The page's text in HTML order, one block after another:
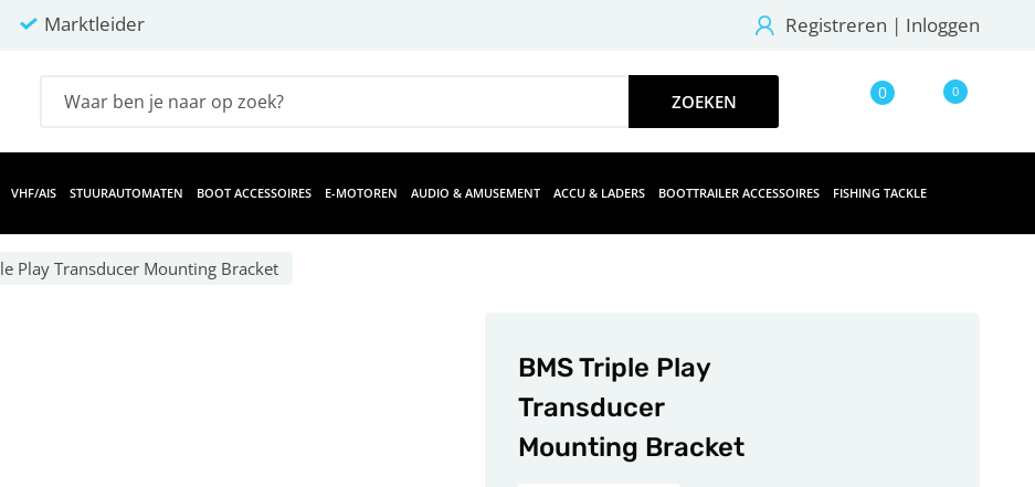
Marktleider Registreren | Inloggen
0 0
VHF/AIS STUURAUTOMATEN BOOT ACCESSOIRES E-MOTOREN AUDIO & AMUSEMENT ACCU & LADERS BOOTTRAILER ACCESSOIRES FISHING TACKLE
Play Transducer Mounting Bracket
BMS Triple Play
Transducer
Mounting Bracket